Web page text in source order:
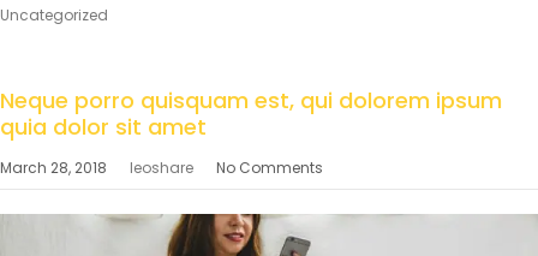
Uncategorized
Neque porro quisquam est, qui dolorem ipsum
quia dolor sit amet
March 28, 2018 leoshare No Comments